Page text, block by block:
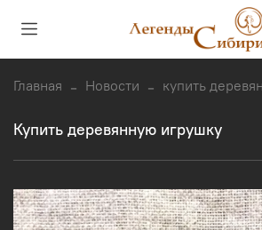
Главная Новости купить
купить деревянную игрушку